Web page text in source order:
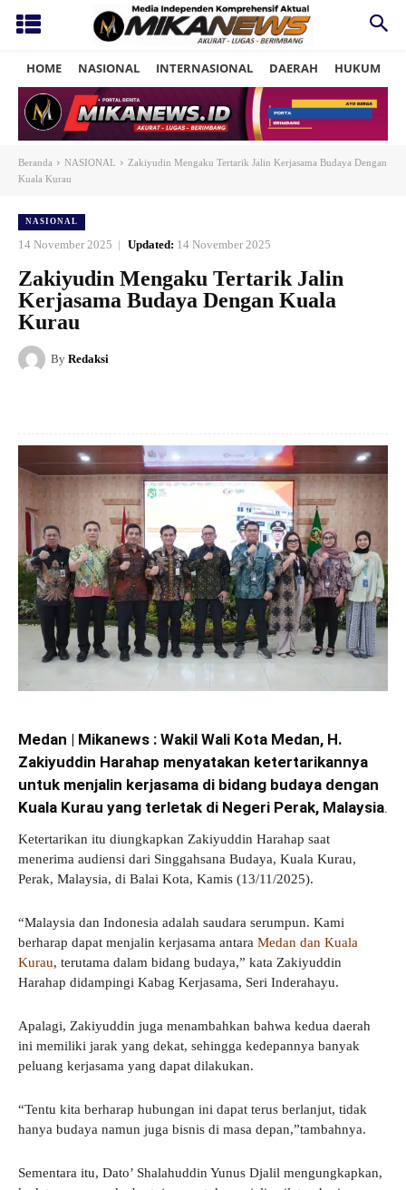
HOME NASIONAL INTERNASIONAL DAERAH HUKUM
Beranda NASIONAL
Zakiyudin Mengaku Tertarik Jalin Kerjasama Budaya Dengan
Kuala Kurau
NASIONAL
14 November 2025 Updated: 14 November 2025
Zakiyudin Mengaku Tertarik Jalin
Kerjasama Budaya Dengan Kuala
Kurau
By Redaksi
Medan | Mikanews : Wakil Wali Kota Medan, H.
Zakiyuddin Harahap menyatakan ketertarikannya
untuk menjalin kerjasama di bidang budaya dengan
Kuala Kurau yang terletak di Negeri Perak, Malaysia.
Ketertarikan itu diungkapkan Zakiyuddin Harahap saat
menerima audiensi dari Singgahsana Budaya, Kuala Kurau,
Perak, Malaysia, di Balai Kota, Kamis (13/11/2025).
“Malaysia dan Indonesia adalah saudara serumpun. Kami
berharap dapat menjalin kerjasama antara Medan dan Kuala
Kurau, terutama dalam bidang budaya,” kata Zakiyuddin
Harahap didampingi Kabag Kerjasama, Seri Inderahayu.
Apalagi, Zakiyuddin juga menambahkan bahwa kedua daerah
ini memiliki jarak yang dekat, sehingga kedepannya banyak
peluang kerjasama yang dapat dilakukan.
“Tentu kita berharap hubungan ini dapat terus berlanjut, tidak
hanya budaya namun juga bisnis di masa depan,”tambahnya.
Sementara itu, Dato’ Shalahuddin Yunus Djalil mengungkapkan,